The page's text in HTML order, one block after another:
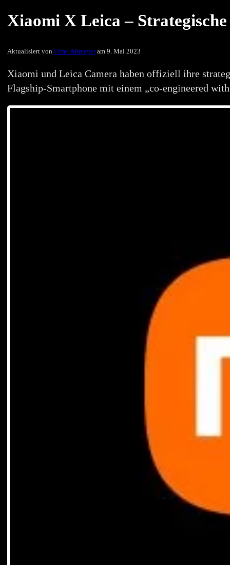
Xiaomi X Leica –
Aktualisiert von Timo Altmeyeram 9. Mai 2023
Xiaomi und Leica Camera haben offiziell ihre
Flagship-Smartphone mit einem „co-engineered